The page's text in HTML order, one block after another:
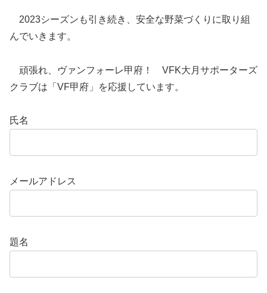
2023シーズンも引き続き、安全な野菜づくりに取り組
んでいきます。
頑張れ、ヴァンフォーレ甲府！ VFK大月サポーターズ
クラブは「VF甲府」を応援しています。
氏名
メールアドレス
題名